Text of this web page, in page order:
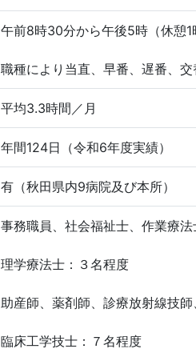
午前8時30分から午後5時（休憩1
職種により当直、早番、遅番、交
平均3.3時間／月
年間124日（令和6年度実績）
有（秋田県内9病院及び本所）
事務職員、社会福祉士、作業療
理学療法士：３名程度
助産師、薬剤師、診療放射線技
臨床工学技士：７名程度